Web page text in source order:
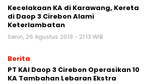
Kecelakaan KA di Karawang, Kereta
di Daop 3 Cirebon Alami
Keterlambatan
Senin, 26 Agustus 2019 - 21:13 WIB
Berita
PT KAI Daop 3 Cirebon Operasikan 10
KA Tambahan Lebaran Ekstra